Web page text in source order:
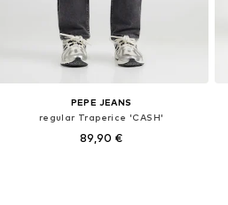
PEPE JEANS
regular Traperice 'CASH'
89,90 €